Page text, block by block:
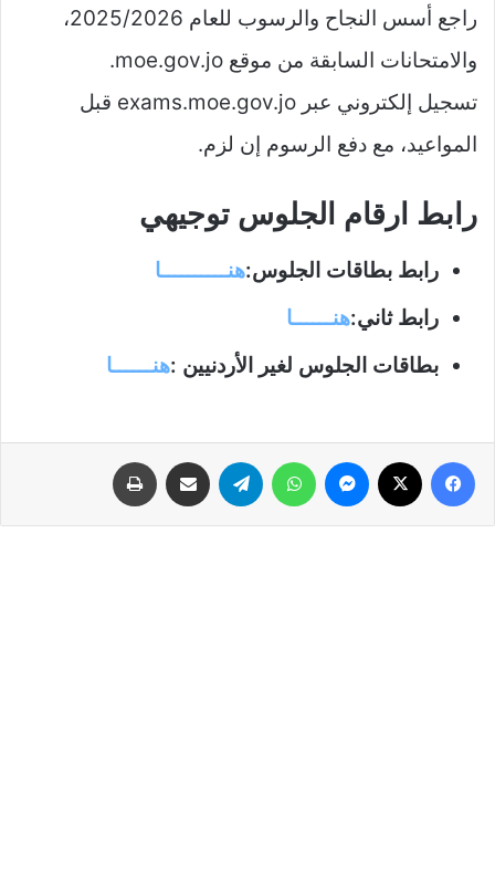
راجع أسس النجاح والرسوب للعام 2025/2026،
والامتحانات السابقة من موقع moe.gov.jo.
تسجيل إلكتروني عبر exams.moe.gov.jo قبل
المواعيد، مع دفع الرسوم إن لزم.
رابط ارقام الجلوس توجيهي
رابط بطاقات الجلوس:هنــــــــــا
رابط ثاني:هنــــــا
بطاقات الجلوس لغير الأردنيين :هنــــــا
فيسبوك ماسنجر واتساب تيلقرام مشاركة عبر البريد